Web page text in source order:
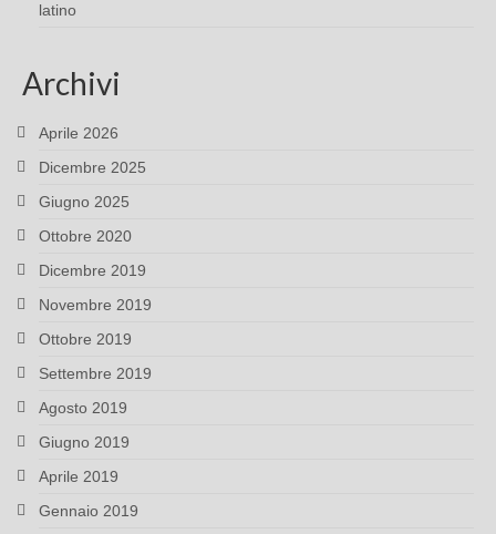
latino
Archivi
Aprile 2026
Dicembre 2025
Giugno 2025
Ottobre 2020
Dicembre 2019
Novembre 2019
Ottobre 2019
Settembre 2019
Agosto 2019
Giugno 2019
Aprile 2019
Gennaio 2019